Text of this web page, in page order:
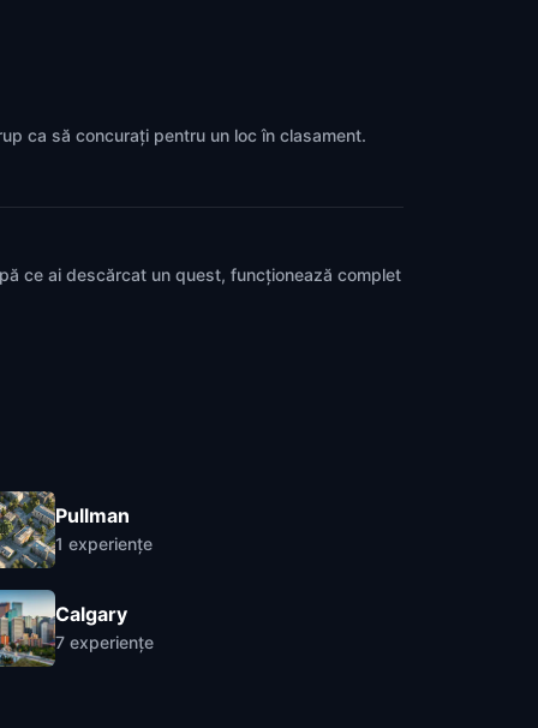
ca să concurați pentru un loc în clasament.
ce ai descărcat un quest, funcționează complet
Pullman
1 experiențe
Calgary
7 experiențe